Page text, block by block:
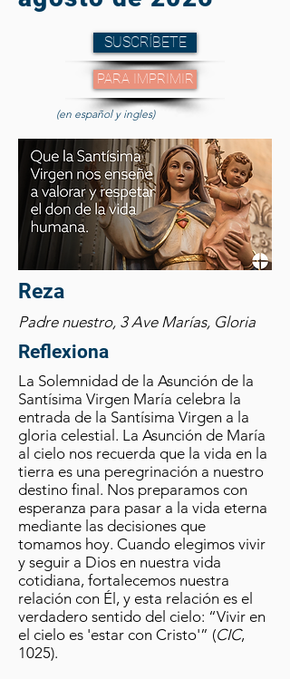
SUSCRÍBETE
PARA IMPRIMIR
(en español y ingles)
Reza
Padre nuestro, 3 Ave Marías, Gloria
Reflexiona
La Solemnidad de la Asunción de la
Santísima Virgen María celebra la
entrada de la Santísima Virgen a la
gloria celestial. La Asunción de María
al cielo nos recuerda que la vida en la
tierra es una peregrinación a nuestro
destino final. Nos preparamos con
esperanza para pasar a la vida eterna
mediante las decisiones que
tomamos hoy. Cuando elegimos vivir
y seguir a Dios en nuestra vida
cotidiana, fortalecemos nuestra
relación con Él, y esta relación es el
verdadero sentido del cielo: “Vivir en
el cielo es 'estar con Cristo'” (CIC,
1025).